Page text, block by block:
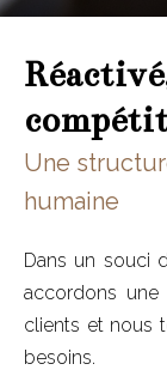
Une
humaine
Dans un souci
accordons
clients et nous
besoins.